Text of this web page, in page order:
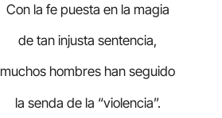
Con la fe puesta en la magia
de tan injusta sentencia,
muchos hombres han seguido
la senda de la “violencia”.